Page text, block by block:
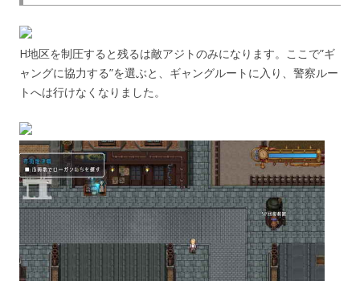
H地区を制圧すると残るは敵アジトのみになります。ここで”ギ
ャングに協力する”を選ぶと、ギャングルートに入り、警察ルー
トへは行けなくなりました。